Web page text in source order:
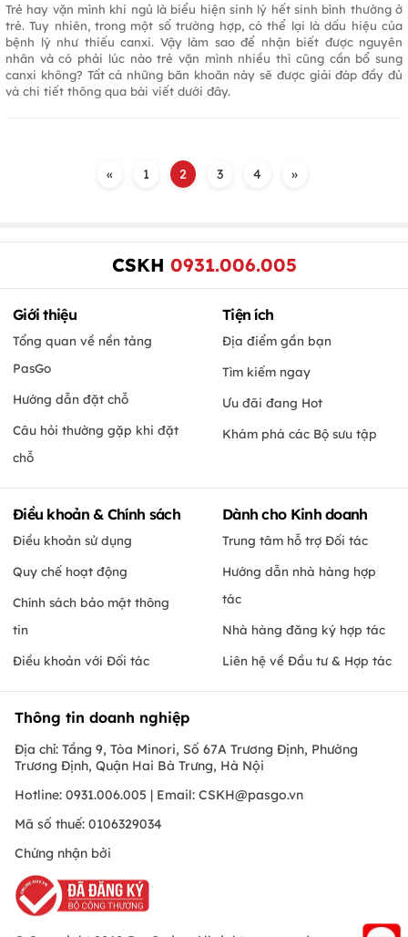
Trẻ hay vặn mình khi ngủ là biểu hiện sinh lý hết sinh bình thường ở
trẻ. Tuy nhiên, trong một số trường hợp, có thể lại là dấu hiệu của
bệnh lý như thiếu canxi. Vậy làm sao để nhận biết được nguyên
nhân và có phải lúc nào trẻ vặn mình nhiều thì cũng cần bổ sung
canxi không? Tất cả những băn khoăn này sẽ được giải đáp đầy đủ
và chi tiết thông qua bài viết dưới đây.
« 1 2 3 4 »
CSKH 0931.006.005
Giới thiệu
Tổng quan về nền tảng
PasGo
Hướng dẫn đặt chỗ
Câu hỏi thường gặp khi đặt
chỗ
Tiện ích
Địa điểm gần bạn
Tìm kiếm ngay
Ưu đãi đang Hot
Khám phá các Bộ sưu tập
Điều khoản & Chính sách
Điều khoản sử dụng
Quy chế hoạt động
Chính sách bảo mật thông
tin
Điều khoản với Đối tác
Dành cho Kinh doanh
Trung tâm hỗ trợ Đối tác
Hướng dẫn nhà hàng hợp
tác
Nhà hàng đăng ký hợp tác
Liên hệ về Đầu tư & Hợp tác
Thông tin doanh nghiệp
Địa chỉ: Tầng 9, Tòa Minori, Số 67A Trương Định, Phường
Trương Định, Quận Hai Bà Trưng, Hà Nội
Hotline: 0931.006.005 | Email: CSKH@pasgo.vn
Mã số thuế: 0106329034
Chứng nhận bởi